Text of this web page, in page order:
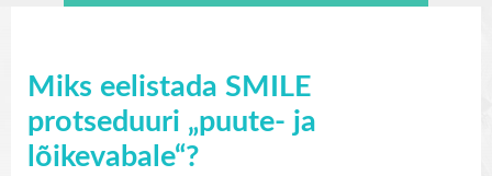
Miks eelistada SMILE
protseduuri „puute- ja
lõikevabale“?